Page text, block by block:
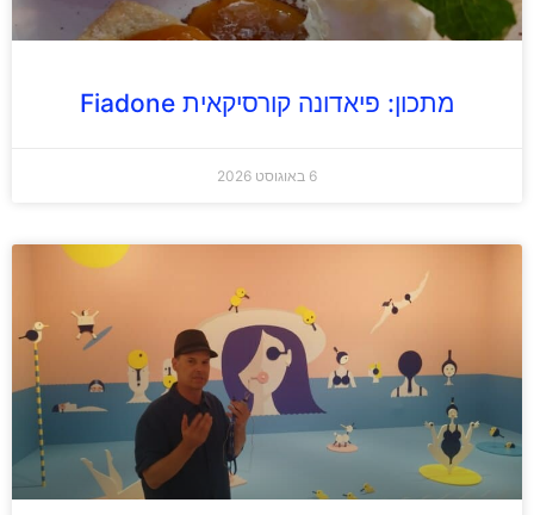
מתכון: פיאדונה קורסיקאית Fiadone
6 באוגוסט 2026